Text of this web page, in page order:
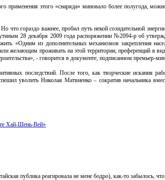
применения этого «снаряда» миновало более полугода,
что гораздо важнее, пробил путь некой созидательной
декабря 2009 года распоряжении №2094-р об
«Одним из дополнительных механизмов закрепления
желающим проживать на этой территории, преференций в
- говорится в документе, подписанном премьер-
последствий. После того, как творческие искания
уволить Николая Матвиенко – сократив начальника
Хай-Шень-Вей»
публика реагировала не мене бодро), как-то забылось,